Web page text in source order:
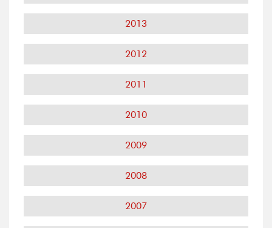
2013
2012
2011
2010
2009
2008
2007